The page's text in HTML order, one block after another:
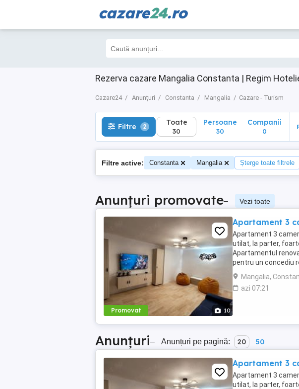
cazare24.ro
Rezerva cazare Mangalia Constanta | Regim
Cazare24 Anunțuri Constanta Mangalia Cazare - Turism
Filtre 2 Toate
30
Filtre 2 Toate
30
Persoane
30
Companii
0
Filtre active: Constanta Mangalia Șterge toate filtrele
Anunțuri promovate– Vezi toate
Promovat 10
Apartament 3
Apartament 3
utilat, la parter,
Apartamentul
pentru un concediu
cameră, mașină de
Mangalia,
azi 07:21
Anunțuri– Anunțuri pe pagină: 20 50
Apartament 3
Apartament 3
utilat, la parter,